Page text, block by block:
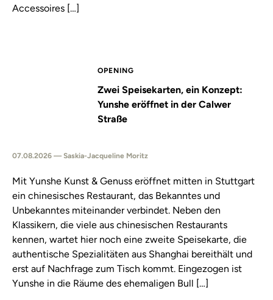
Accessoires […]
OPENING
Zwei Speisekarten, ein Konzept:
Yunshe eröffnet in der Calwer
Straße
07.08.2026 — Saskia-Jacqueline Moritz
Mit Yunshe Kunst & Genuss eröffnet mitten in Stuttgart
ein chinesisches Restaurant, das Bekanntes und
Unbekanntes miteinander verbindet. Neben den
Klassikern, die viele aus chinesischen Restaurants
kennen, wartet hier noch eine zweite Speisekarte, die
authentische Spezialitäten aus Shanghai bereithält und
erst auf Nachfrage zum Tisch kommt. Eingezogen ist
Yunshe in die Räume des ehemaligen Bull […]